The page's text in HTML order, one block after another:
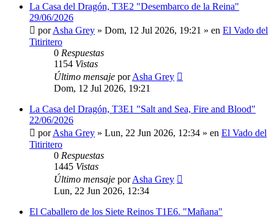
La Casa del Dragón, T3E2 "Desembarco de la Reina"
29/06/2026
porAsha Grey » Dom, 12 Jul 2026, 19:21 » en El Vado del
Titiritero
0 Respuestas
1154 Vistas
Último mensaje porAsha Grey
Dom, 12 Jul 2026, 19:21
La Casa del Dragón, T3E1 "Salt and Sea, Fire and Blood"
22/06/2026
porAsha Grey » Lun, 22 Jun 2026, 12:34 » en El Vado del
Titiritero
0 Respuestas
1445 Vistas
Último mensaje porAsha Grey
Lun, 22 Jun 2026, 12:34
El Caballero de los Siete Reinos T1E6. "Mañana"